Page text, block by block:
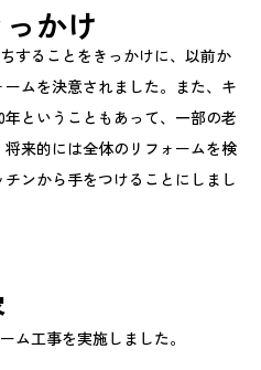
かけ
することをきっかけに、以前か
ムを決意されました。また、キ
ということもあって、一部の老
来的には全体のリフォームを検
ンから手をつけることにしまし
ム工事を実施しました。